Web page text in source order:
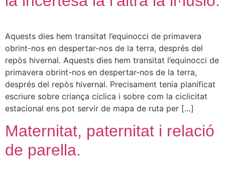
Aquests dies hem transitat l’equinocci de primavera
obrint-nos en despertar-nos de la terra, després del
repòs hivernal. Aquests dies hem transitat l’equinocci de
primavera obrint-nos en despertar-nos de la terra,
després del repòs hivernal. Precisament tenia planificat
escriure sobre criança cíclica i sobre com la ciclicitat
estacional ens pot servir de mapa de ruta per […]
Maternitat, paternitat i relació
de parella.